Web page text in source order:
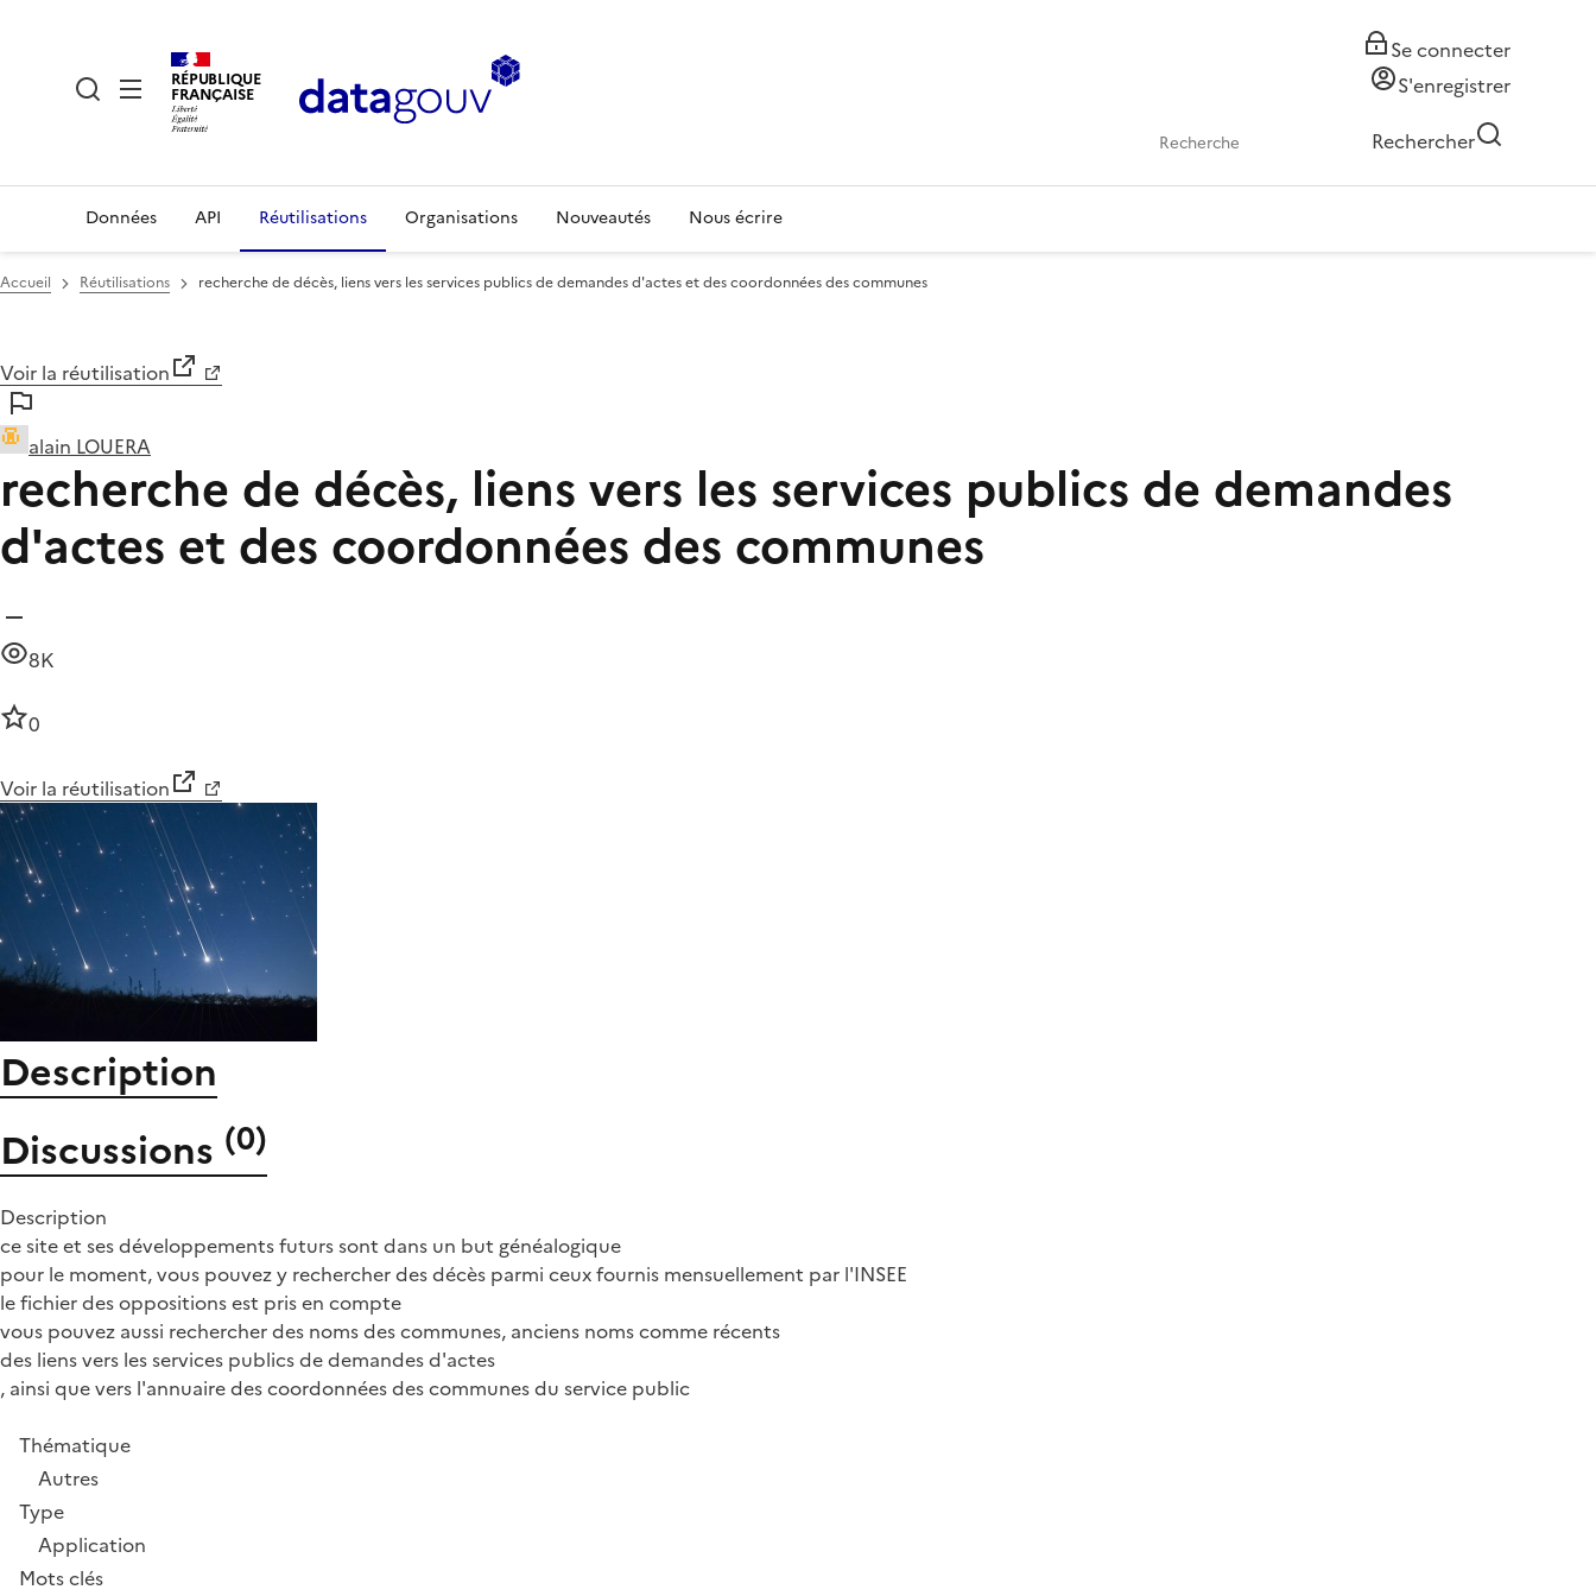
RÉPUBLIQUE
FRANÇAISE
Se connecter
S'enregistrer
Rechercher
Données API Réutilisations Organisations Nouveautés Nous écrire
Accueil Réutilisations recherche de décès, liens vers les services publics de demandes d'actes et des coordonnées des communes
Voir la réutilisation
alain LOUERA
recherche de décès, liens vers les services publics de demandes
d'actes et des coordonnées des communes
8K
0
Voir la réutilisation
Description
Discussions (0)
Description
ce site et ses développements futurs sont dans un but généalogique
pour le moment, vous pouvez y rechercher des décès parmi ceux fournis mensuellement par l'INSEE
le fichier des oppositions est pris en compte
vous pouvez aussi rechercher des noms des communes, anciens noms comme récents
des liens vers les services publics de demandes d'actes
, ainsi que vers l'annuaire des coordonnées des communes du service public
Thématique
Autres
Type
Application
Mots clés